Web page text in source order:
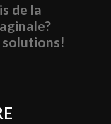
de la
solutions!